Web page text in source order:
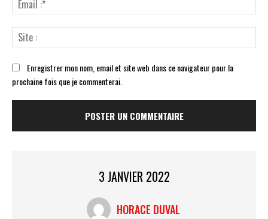
:*
:
Enregistrer mon nom, email et site web dans ce navigateur pour la
prochaine fois que je commenterai.
3 JANVIER 2022
HORACE DUVAL